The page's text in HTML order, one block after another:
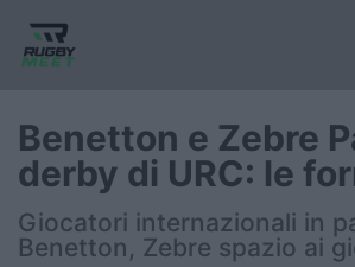
Nazionale
Nazionali giovanili
Benetton e Zebre
derby di URC: le
Giocatori internazionali in
Benetton, Zebre spazio ai